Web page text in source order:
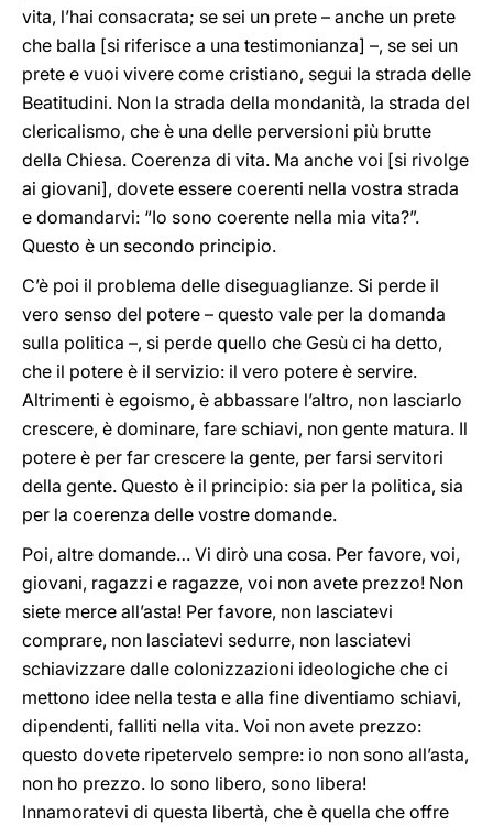
vita, l’hai consacrata; se sei un prete – anche un prete
che balla [si riferisce a una testimonianza] –, se sei un
prete e vuoi vivere come cristiano, segui la strada delle
Beatitudini. Non la strada della mondanità, la strada del
clericalismo, che è una delle perversioni più brutte
della Chiesa. Coerenza di vita. Ma anche voi [si rivolge
ai giovani], dovete essere coerenti nella vostra strada
e domandarvi: “Io sono coerente nella mia vita?”.
Questo è un secondo principio.
C’è poi il problema delle diseguaglianze. Si perde il
vero senso del potere – questo vale per la domanda
sulla politica –, si perde quello che Gesù ci ha detto,
che il potere è il servizio: il vero potere è servire.
Altrimenti è egoismo, è abbassare l’altro, non lasciarlo
crescere, è dominare, fare schiavi, non gente matura. Il
potere è per far crescere la gente, per farsi servitori
della gente. Questo è il principio: sia per la politica, sia
per la coerenza delle vostre domande.
Poi, altre domande… Vi dirò una cosa. Per favore, voi,
giovani, ragazzi e ragazze, voi non avete prezzo! Non
siete merce all’asta! Per favore, non lasciatevi
comprare, non lasciatevi sedurre, non lasciatevi
schiavizzare dalle colonizzazioni ideologiche che ci
mettono idee nella testa e alla fine diventiamo schiavi,
dipendenti, falliti nella vita. Voi non avete prezzo:
questo dovete ripetervelo sempre: io non sono all’asta,
non ho prezzo. Io sono libero, sono libera!
Innamoratevi di questa libertà, che è quella che offre